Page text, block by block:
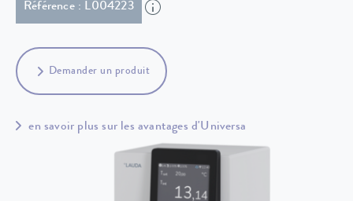
Référence : L004223
Demander un produit
en savoir plus sur les avantages d'Universa